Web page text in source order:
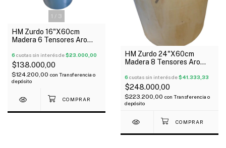
1 / 3
HM Zurdo 16"X60cm
Madera 6 Tensores Aro
6 cuotas sin interés de$23.000,00
$138.000,00
$124.200,00 con Transferencia o
depósito
HM Zurdo 24"X60cm
Madera 8 Tensores Aro
6 cuotas sin interés de$41.333,33
$248.000,00
$223.200,00 con Transferencia o
depósito